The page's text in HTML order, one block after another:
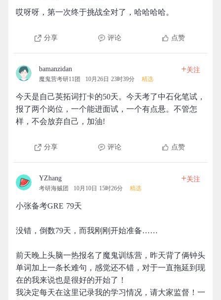
哎呀呀，第一次终于挑战全对了，哈哈哈哈。
分享 评论 点赞
bamanzidan
魔鬼营考研11团 10月26日 23时39分 精选
+关注
今天是自己英拓词打卡的50天。今天考了中石化笔试，
报了两个岗位，一个能进面试，一个有点悬。不管怎
样，不会放弃自己，加油!
分享 评论 点赞
YZhang
考研海贼团 10月10日 15时26分 精选
+关注
小张备考GRE 79天
没错，倒数79天，而我刚刚开始准备……
前天晚上头脑一热报名了魔鬼训练营，昨天背了俩钟头
单词加上一条长难句，感觉还不错，对于一直拖延到现
在的我来说也是很好的开始了！
我决定每天在这里记录我的学习情况，请大家监督！一